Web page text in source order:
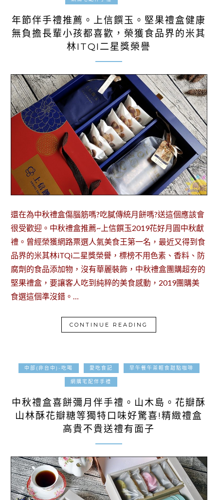
年節伴手禮推薦。上信饌玉。堅果禮盒健康
無負擔長輩小孩都喜歡，榮獲食品界的米其
林ITQI二星獎榮譽
還在為中秋禮盒傷腦筋嗎?吃膩傳統月餅嗎?送這個應該會
很受歡迎。中秋禮盒推薦~上信饌玉2019花好月圓中秋獻
禮。曾經榮獲網路票選人氣美食王第一名，最近又得到食
品界的米其林iTQi二星獎榮譽，標榜不用色素、香料、防
腐劑的食品添加物，沒有華麗裝飾，中秋禮盒團購超夯的
堅果禮盒，要讓客人吃到純粹的美食感動，2019團購美
食選這個準沒錯。…
CONTINUE READING
中部(非台中)-吃喝 愛吃食記 早午餐午茶輕食甜點咖啡
網購宅配伴手禮
中秋禮盒喜餅彌月伴手禮。山木島。花瓣酥
山林酥花瓣糖等獨特口味好驚喜!精緻禮盒
高貴不貴送禮有面子